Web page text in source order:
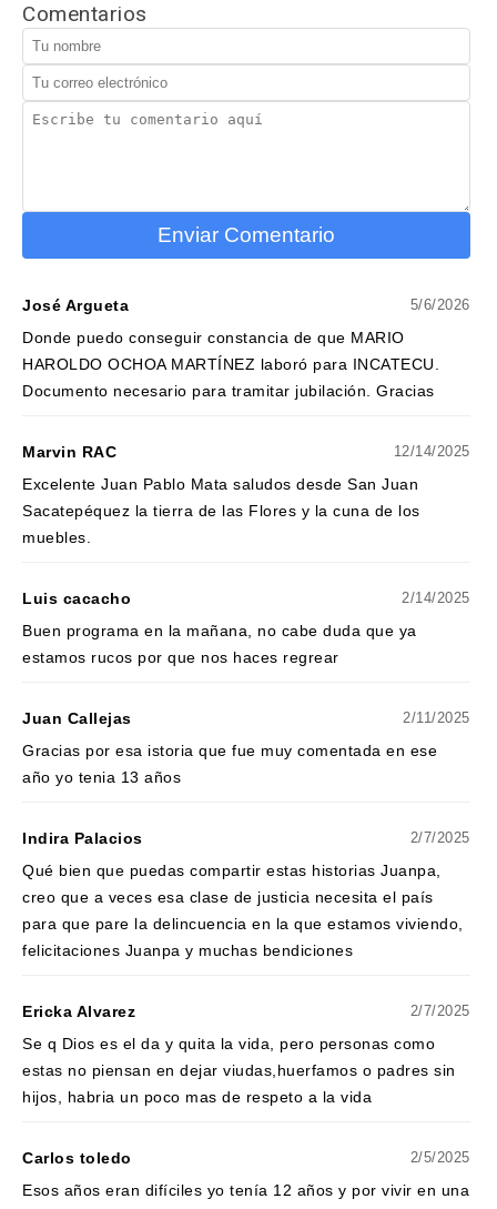
Comentarios
Enviar Comentario
José Argueta 5/6/2026
Donde puedo conseguir constancia de que MARIO
HAROLDO OCHOA MARTÍNEZ laboró para INCATECU.
Documento necesario para tramitar jubilación. Gracias
Marvin RAC 12/14/2025
Excelente Juan Pablo Mata saludos desde San Juan
Sacatepéquez la tierra de las Flores y la cuna de los
muebles.
Luis cacacho 2/14/2025
Buen programa en la mañana, no cabe duda que ya
estamos rucos por que nos haces regrear
Juan Callejas 2/11/2025
Gracias por esa istoria que fue muy comentada en ese
año yo tenia 13 años
Indira Palacios 2/7/2025
Qué bien que puedas compartir estas historias Juanpa,
creo que a veces esa clase de justicia necesita el país
para que pare la delincuencia en la que estamos viviendo,
felicitaciones Juanpa y muchas bendiciones
Ericka Alvarez 2/7/2025
Se q Dios es el da y quita la vida, pero personas como
estas no piensan en dejar viudas,huerfamos o padres sin
hijos, habria un poco mas de respeto a la vida
Carlos toledo 2/5/2025
Esos años eran difíciles yo tenía 12 años y por vivir en una